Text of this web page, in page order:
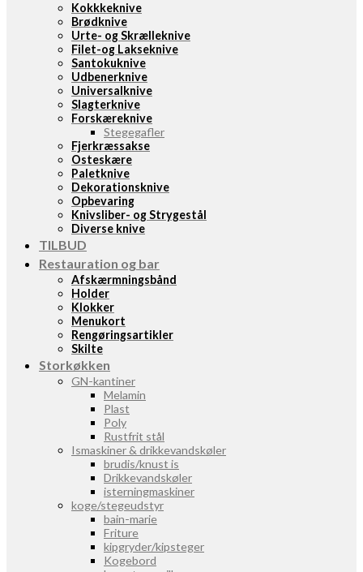
Kokkkeknive
Brødknive
Urte- og Skrælleknive
Filet-og Lakseknive
Santokuknive
Udbenerknive
Universalknive
Slagterknive
Forskæreknive
Stegegafler
Fjerkræssakse
Osteskære
Paletknive
Dekorationsknive
Opbevaring
Knivsliber- og Strygestål
Diverse knive
TILBUD
Restauration og bar
Afskærmningsbånd
Holder
Klokker
Menukort
Rengøringsartikler
Skilte
Storkøkken
GN-kantiner
Melamin
Plast
Poly
Rustfrit stål
Ismaskiner & drikkevandskøler
brudis/knust is
Drikkevandskøler
isterningmaskiner
koge/stegeudstyr
bain-marie
Friture
kipgryder/kipsteger
Kogebord